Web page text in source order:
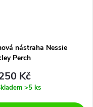
nástraha Nessie
Perch
Kč
>5 ks